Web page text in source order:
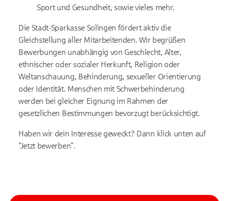
Sport und Gesundheit, sowie vieles mehr.
Die Stadt-Sparkasse Solingen fördert aktiv die
Gleichstellung aller Mitarbeitenden. Wir begrüßen
Bewerbungen unabhängig von Geschlecht, Alter,
ethnischer oder sozialer Herkunft, Religion oder
Weltanschauung, Behinderung, sexueller Orientierung
oder Identität. Menschen mit Schwerbehinderung
werden bei gleicher Eignung im Rahmen der
gesetzlichen Bestimmungen bevorzugt berücksichtigt.
Haben wir dein Interesse geweckt? Dann klick unten auf
"Jetzt bewerben".